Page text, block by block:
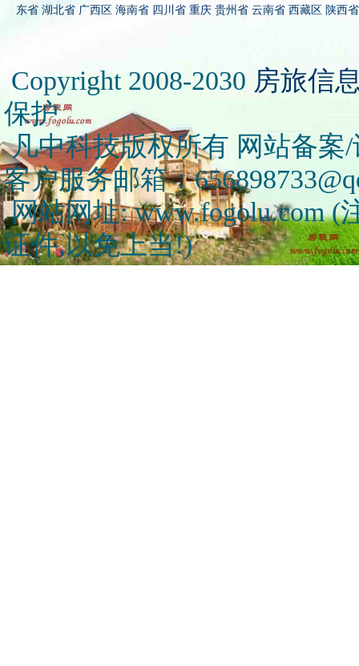
东省 湖北省 广西区 海南省 四川省 重庆 贵州省 云南省 西藏区 陕西省
Copyright 2008-2030 房旅信
保护
凡中科技版权所有 网站备案/
客户服务邮箱：
网站网址: www.fogolu.com (
证件,以免上当!)